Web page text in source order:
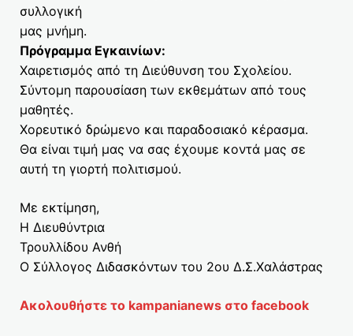
συλλογική
μας μνήμη.
Πρόγραμμα Εγκαινίων:
Χαιρετισμός από τη Διεύθυνση του Σχολείου.
Σύντομη παρουσίαση των εκθεμάτων από τους
μαθητές.
Χορευτικό δρώμενο και παραδοσιακό κέρασμα.
Θα είναι τιμή μας να σας έχουμε κοντά μας σε
αυτή τη γιορτή πολιτισμού.
Με εκτίμηση,
Η Διευθύντρια
Τρουλλίδου Ανθή
Ο Σύλλογος Διδασκόντων του 2ου Δ.Σ.Χαλάστρας
Ακολουθήστε το kampanianews στο facebook